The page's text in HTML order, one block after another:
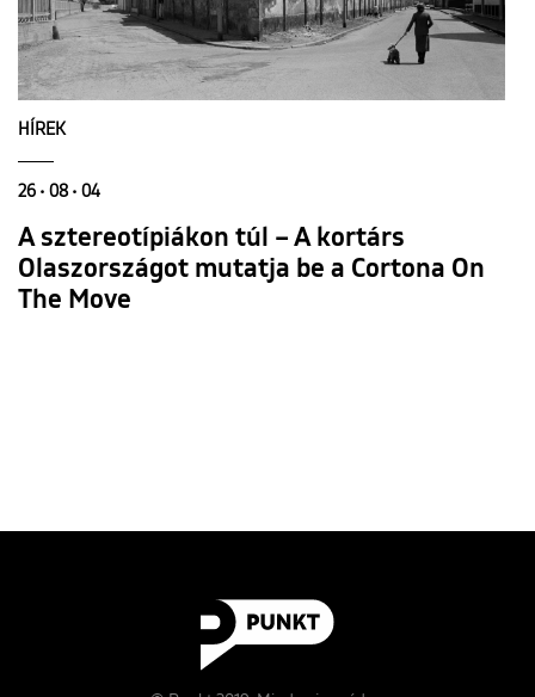
HÍREK
26 • 08 • 04
A sztereotípiákon túl – A kortárs
Olaszországot mutatja be a Cortona On
The Move